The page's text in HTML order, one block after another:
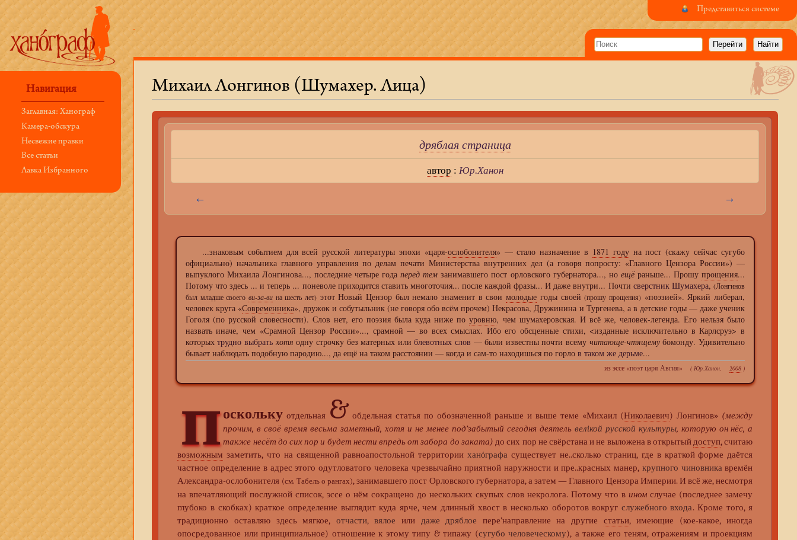
Михаил Лонгинов (Шумахер. Лица)
дряблая страница
автор : Юр.Ханон
← →
...знаковым событием для всей русской литературы эпохи «царя-ослобонителя» — стало назначение в 1871 годуна пост (скажу сейчас сугубо
официально) начальника главного управления по делам печати Министерства внутренних дел (а говоря попросту: «Главного Цензора России») —
выпуклого Михаила Лонгинова..., последние четыре годаперед тем занимавшего пост орловского губернатора..., но ещёраньше... Прошу прощения...
Потому что здесь ... и теперь ... поневоле приходится ставить многоточия... после каждой фразы... И даже внутри... Почти сверстник Шумахера, (Лонгинов
был младше своего ви-за-вина шесть лет)этот Новый Цензор был немало знаменит в своимолодые годы своей(прошу прощения)«поэзией». Яркий либерал,
человек круга «Современника», дружок и собутыльник (не говоря обо всём прочем) Некрасова, Дружинина и Тургенева, а в детские годы — даже ученик
Гоголя (по русской словесности). Слов нет, его поэзия была куда ниже поуровню, чем шумахеровская. И всё же, человек-легенда. Его нельзя было
назвать иначе, чем «Срамной Цензор России»..., срамной — во всех смыслах. Ибо его обсценные стихи, <изданные исключительно в Карлсруэ> в
которыхтрудно выбрать хотя одну строчку без матерных илиблевотных слов — были известны почти всему читающе-чтящемубомонду. Удивительно
бывает наблюдать подобную пародию..., да ещё на таком расстоянии — когда и сам-то находишься по горло в таком же дерьме...
из эссе «поэт царя Авгия» ( Юр.Ханон, 2008)
поскольку отдельная & обдельная статья по обозначенной раньше и выше теме «Михаил (Николаевич) Лонгинов» (между
прочим, в своё время весьма заметный, хотя и не менее под’забытый сегодня деятель велiкой русской культуры, которую он нёс, а
также несёт до сих пор и будет нести впредь от забора до заката) до сих пор не свёрстана и не выложена в открытыйдоступ, считаю
возможным заметить, что на священной равноапостольной территории ханóграфасуществует не..сколько страниц, где в краткой форме даётся
частное определение в адрес этого одутловатого человека чрезвычайно приятной наружности и пре..красных манер, крупного чиновникавремён
Александра-ослобонителя (см. Табель о рангах), занимавшего пост Орловского губернатора, а затем — Главного Цензора Империи. И всё же, несмотря
на впечатляющий послужной список, эссе о нём сокращено до нескольких скупых слов некролога. Потому что в ином случае (последнее замечу
глубоко в скобках) краткое определение выглядит куда ярче, чем длинный хвост в несколько оборотов вокруг служебного входа. Кроме того, я
традиционно оставляю здесь мягкое, отчасти, вялое или даже дряблое пере’направление на другие статьи, имеющие (кое-какое, иногда
опосредованное или принципиальное) отношение к этому типу & типажу (сугубо человеческому), а также его теням, отражениям и проекциям
Представиться системе
Навигация
Заглавная: Ханограф
Камера-обскура
Несвежие правки
Все статьи
Лавка Избранного